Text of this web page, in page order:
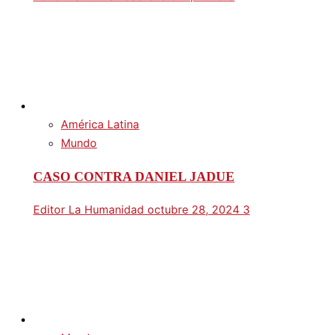
América Latina
Mundo
CASO CONTRA DANIEL JADUE
Editor La Humanidad octubre 28, 2024 3